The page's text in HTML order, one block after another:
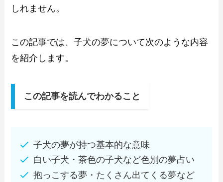
しれません。
この記事では、子犬の夢について次のような内容
を紹介します。
この記事を読んでわかること
子犬の夢が持つ基本的な意味
白い子犬・茶色の子犬など色別の夢占い
抱っこする夢・たくさん出てくる夢など